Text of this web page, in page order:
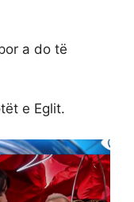
a do të
e Eglit.